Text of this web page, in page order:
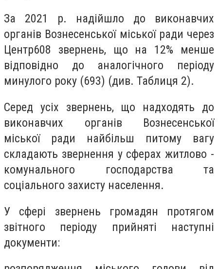
За 2021 р. надійшло до виконавчих
органів Вознесенської міської ради через
Центр608 звернень, що на 12% менше
відповідно до аналогічного періоду
минулого року (693) (див. Таблиця 2).
Серед усіх звернень, що надходять до
виконавчих органів Вознесенської
міської ради найбільш питому вагу
складають звернення у сферах житлово -
комунального господарства та
соціального захисту населення.
У сфері звернень громадян протягом
звітного періоду прийняті наступні
документи: